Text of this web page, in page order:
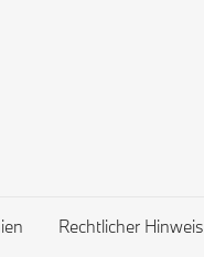
Rechtlicher Hinweis